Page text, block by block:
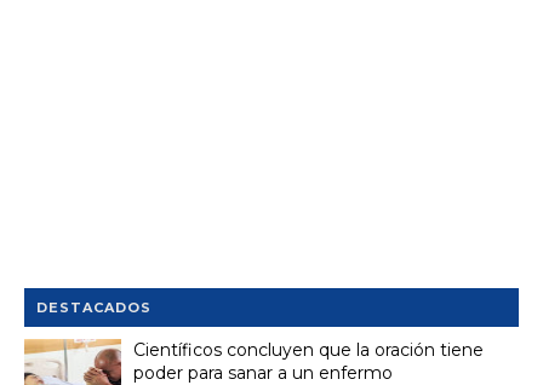
DESTACADOS
Científicos concluyen que la oración tiene
poder para sanar a un enfermo